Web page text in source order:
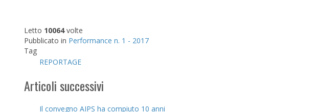
Letto 10064volte
Pubblicato in Performance n. 1 - 2017
Tag
REPORTAGE
Articoli successivi
Il convegno AIPS ha compiuto 10 anni